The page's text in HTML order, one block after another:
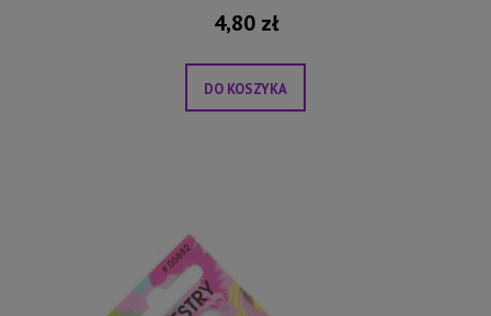
4,80 zł
DO KOSZYKA